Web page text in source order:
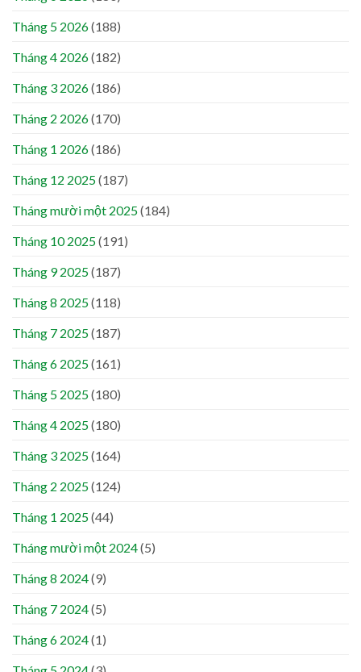
Tháng 5 2026(188)
Tháng 4 2026(182)
Tháng 3 2026(186)
Tháng 2 2026(170)
Tháng 1 2026(186)
Tháng 12 2025(187)
Tháng mười một 2025(184)
Tháng 10 2025(191)
Tháng 9 2025(187)
Tháng 8 2025(118)
Tháng 7 2025(187)
Tháng 6 2025(161)
Tháng 5 2025(180)
Tháng 4 2025(180)
Tháng 3 2025(164)
Tháng 2 2025(124)
Tháng 1 2025(44)
Tháng mười một 2024(5)
Tháng 8 2024(9)
Tháng 7 2024(5)
Tháng 6 2024(1)